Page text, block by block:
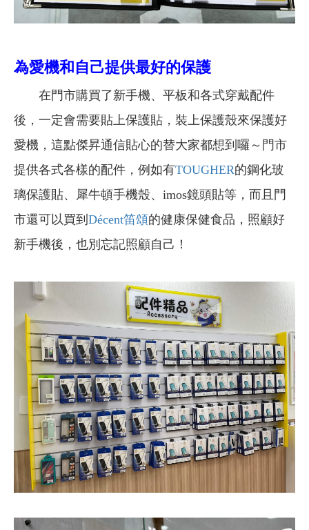
為愛機和自己提供最好的保護
在門市購買了新手機、平板和各式穿戴配件
後，一定會需要貼上保護貼，裝上保護殼來保護好
愛機，這點傑昇通信貼心的替大家都想到囉～門市
提供各式各樣的配件，例如有TOUGHER的鋼化玻
璃保護貼、犀牛頓手機殼、imos鏡頭貼等，而且門
市還可以買到 Décent笛頌的健康保健食品，照顧好
新手機後，也別忘記照顧自己！